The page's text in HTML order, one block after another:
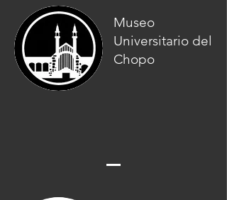
Museo
Universitario del
Chopo